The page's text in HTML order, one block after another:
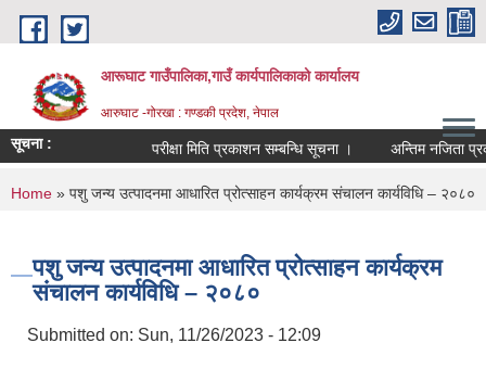
Skip to main content
आरूघाट गाउँपालिका,गाउँ कार्यपालिकाको कार्यालय
आरुघाट -गोरखा : गण्डकी प्रदेश, नेपाल
सूचना : परीक्षा मिति प्रकाशन सम्बन्धि सूचना । अन्तिम नजिता
You are here
Home » पशु जन्य उत्पादनमा आधारित प्रोत्साहन कार्यक्रम संचालन कार्यविधि – २०८०
पशु जन्य उत्पादनमा आधारित प्रोत्साहन कार्यक्रम
संचालन कार्यविधि – २०८०
Submitted on: Sun, 11/26/2023 - 12:09